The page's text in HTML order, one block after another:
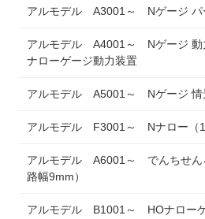
アルモデル A3001～ Nゲージ パ
アルモデル A4001～ Nゲージ
ナローゲージ動力装置
アルモデル A5001～ Nゲージ 情
アルモデル F3001～ Nナロー（1/
アルモデル A6001～ でんちせん
路幅9mm）
アルモデル B1001～ HOナロー